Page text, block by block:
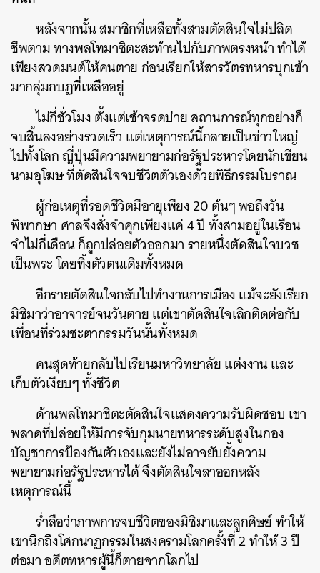
หลังจากนั้น สมาชิกที่เหลือทั้งสามตัดสินใจไม่ปลิด
ชีพตาม ทางพลโทมาชิตะสะท้านไปกับภาพตรงหน้า ทำได้
เพียงสวดมนต์ให้คนตาย ก่อนเรียกให้สารวัตรทหารบุกเข้า
มากลุ่มกบฏที่เหลืออยู่
ไม่กี่ชั่วโมง ตั้งแต่เช้าจรดบ่าย สถานการณ์ทุกอย่างก็
จบสิ้นลงอย่างรวดเร็ว แต่เหตุการณ์นี้กลายเป็นข่าวใหญ่
ไปทั้งโลก ญี่ปุ่นมีความพยายามก่อรัฐประหารโดยนักเขียน
นามอุโฆษ ที่ตัดสินใจจบชีวิตตัวเองด้วยพิธีกรรมโบราณ
ผู้ก่อเหตุที่รอดชีวิตมีอายุเพียง 20 ต้นๆ พอถึงวัน
พิพากษา ศาลจึงสั่งจำคุกเพียงแค่ 4 ปี ทั้งสามอยู่ในเรือน
จำไม่กี่เดือน ก็ถูกปล่อยตัวออกมา รายหนึ่งตัดสินใจบวช
เป็นพระ โดยทิ้งตัวตนเดิมทั้งหมด
อีกรายตัดสินใจกลับไปทำงานการเมือง แม้จะยังเรียก
มิชิมาว่าอาจารย์จนวันตาย แต่เขาตัดสินใจเลิกติดต่อกับ
เพื่อนที่ร่วมชะตากรรมวันนั้นทั้งหมด
คนสุดท้ายกลับไปเรียนมหาวิทยาลัย แต่งงาน และ
เก็บตัวเงียบๆ ทั้งชีวิต
ด้านพลโทมาชิตะตัดสินใจแสดงความรับผิดชอบ เขา
พลาดที่ปล่อยให้มีการจับกุมนายทหารระดับสูงในกอง
บัญชาการป้องกันตัวเองและยังไม่อาจยับยั้งความ
พยายามก่อรัฐประหารได้ จึงตัดสินใจลาออกหลัง
เหตุการณ์นี้
ร่ำลือว่าภาพการจบชีวิตของมิชิมาและลูกศิษย์ ทำให้
เขานึกถึงโศกนาฏกรรมในสงครามโลกครั้งที่ 2 ทำให้ 3 ปี
ต่อมา อดีตทหารผู้นี้ก็ตายจากโลกไป